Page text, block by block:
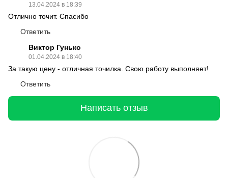
13.04.2024 в 18:39
Отлично точит. Спасибо
Ответить
Виктор Гунько
01.04.2024 в 18:40
За такую цену - отличная точилка. Свою работу выполняет!
Ответить
Написать отзыв